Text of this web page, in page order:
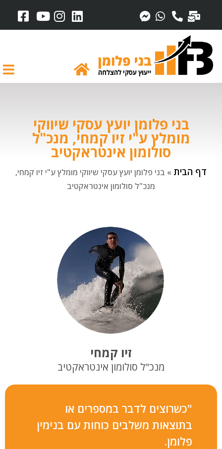
בני פלומן יועץ עסקי שיווקי
מומלץ ע"י זיו קמחי, מנכ"ל
סולומון אינטראקטיב
דף הבית » בני פלומן יועץ עסקי שיווקי מומלץ ע"י זיו קמחי,
מנכ"ל סולומון אינטראקטיב
זיו קמחי
מנכ"ל סולומון אינטראקטיב
"כשרוצים לדבר במספרים או
בתוצאות משלבים כוחות עם בנימין
פלומן.